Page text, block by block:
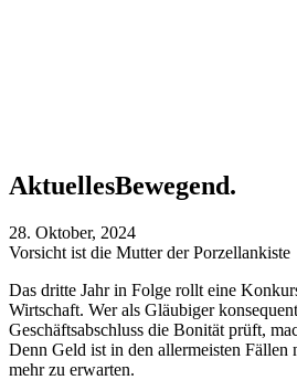
AktuellesBewegend.
28. Oktober, 2024
Vorsicht ist die Mutter der Porzellankiste
Das dritte Jahr in Folge rollt eine
Wirtschaft. Wer als Gläubiger
Geschäftsabschluss die Bonität prüft,
Denn Geld ist in den allermeisten Fällen
mehr zu erwarten.